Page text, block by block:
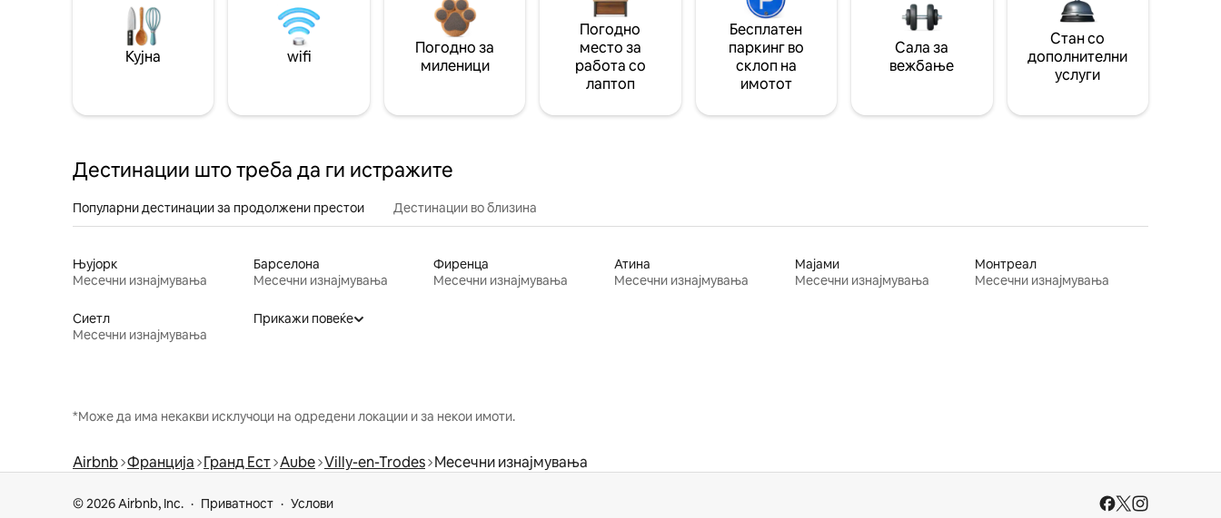
Кујна wifi
Погодно за
миленици
Погодно
место за
работа со
лаптоп
Бесплатен
паркинг во
склоп на
имотот
Сала за
вежбање
Стан со
дополнителни
услуги
Дестинации што треба да ги истражите
Популарни дестинации за продолжени престои Дестинации во близина
Њујорк
Месечни изнајмувања
Барселона
Месечни изнајмувања
Фиренца
Месечни изнајмувања
Атина
Месечни изнајмувања
Мајами
Месечни изнајмувања
Монтреал
Месечни изнајмувања
Сиетл
Месечни изнајмувања
Прикажи повеќе
*Може да има некакви исклучоци на одредени локации и за некои имоти.
Airbnb Франција Гранд Ест Aube Villy-en-Trodes Месечни изнајмувања
© 2026 Airbnb, Inc. Приватност Услови